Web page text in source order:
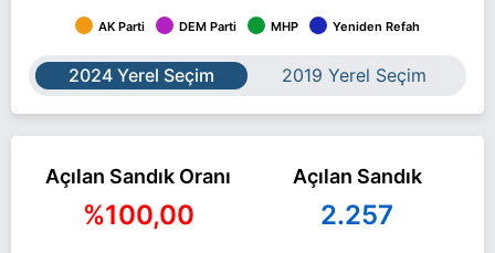
AK Parti DEM Parti MHP Yeniden Refah
2024 Yerel Seçim 2019 Yerel Seçim
Açılan Sandık Oranı
%100,00
Açılan Sandık
2.257